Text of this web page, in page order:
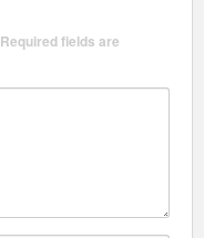
Required fields are